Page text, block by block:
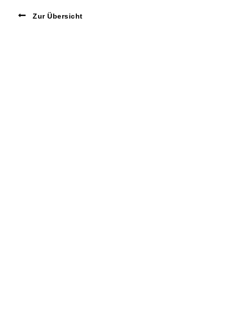
Zur Übersicht